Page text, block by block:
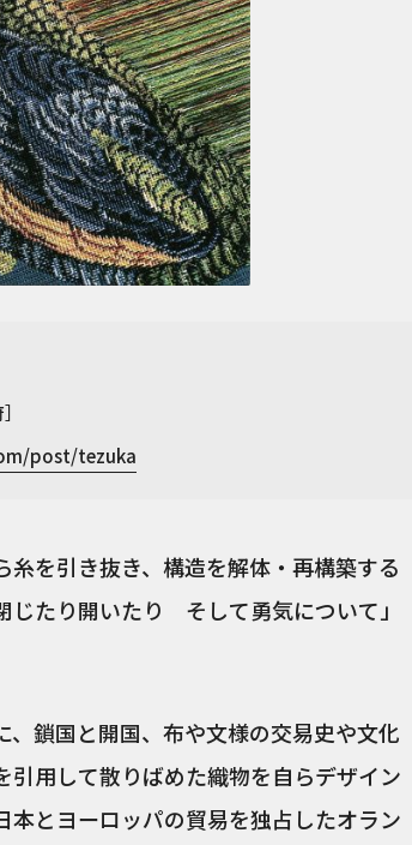
post/tezuka
を引き抜き、構造を解体・再構築する
じたり開いたり そして勇気について」
鎖国と開国、布や文様の交易史や文化
用して散りばめた織物を自らデザイン
本とヨーロッパの貿易を独占したオラン